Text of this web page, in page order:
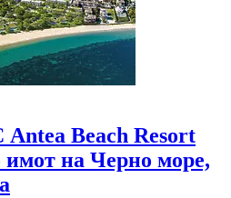
Beach Resort
на Черно море,